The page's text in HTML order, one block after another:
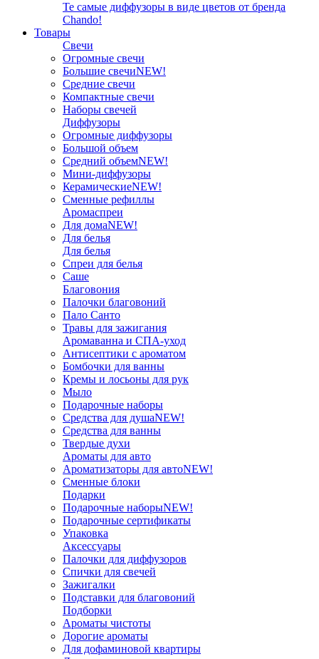
Те самые диффузоры в виде цветов от бренда
Chando!
Товары
Свечи
Огромные свечи
Большие свечиNEW!
Средние свечи
Компактные свечи
Наборы свечей
Диффузоры
Огромные диффузоры
Большой объем
Средний объемNEW!
Мини-диффузоры
КерамическиеNEW!
Сменные рефиллы
Аромаспреи
Для домаNEW!
Для белья
Для белья
Спреи для белья
Саше
Благовония
Палочки благовоний
Пало Санто
Травы для зажигания
Аромаванна и СПА-уход
Антисептики с ароматом
Бомбочки для ванны
Кремы и лосьоны для рук
Мыло
Подарочные наборы
Средства для душаNEW!
Средства для ванны
Твердые духи
Ароматы для авто
Ароматизаторы для автоNEW!
Сменные блоки
Подарки
Подарочные наборыNEW!
Подарочные сертификаты
Упаковка
Аксессуары
Палочки для диффузоров
Спички для свечей
Зажигалки
Подставки для благовоний
Подборки
Ароматы чистоты
Дорогие ароматы
Для дофаминовой квартиры